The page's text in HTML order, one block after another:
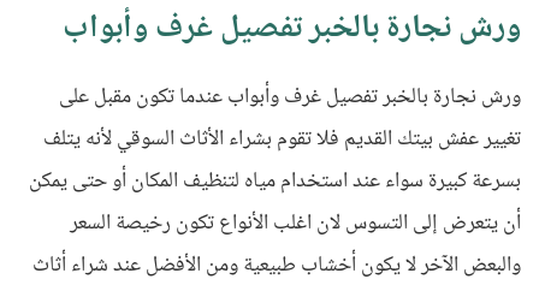
ورش نجارة بالخبر تفصيل غرف وأبواب
ورش نجارة بالخبر تفصيل غرف وأبواب عندما تكون مقبل على
تغيير عفش بيتك القديم فلا تقوم بشراء الأثاث السوقي لأنه يتلف
بسرعة كبيرة سواء عند استخدام مياه لتنظيف المكان أو حتى يمكن
أن يتعرض إلى التسوس لان اغلب الأنواع تكون رخيصة السعر
والبعض الآخر لا يكون أخشاب طبيعية ومن الأفضل عند شراء أثاث